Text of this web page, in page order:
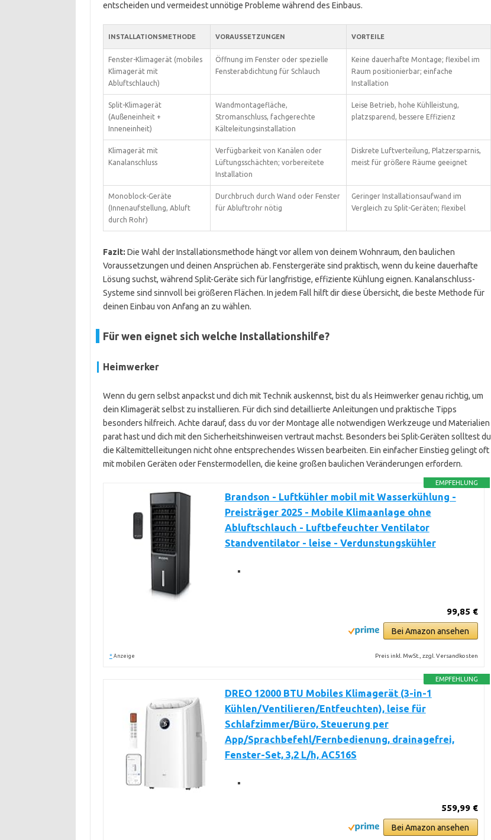
entscheiden und vermeidest unnötige Probleme während des Einbaus.
INSTALLATIONSMETHODE VORAUSSETZUNGEN VORTEILE
Fenster-Klimagerät (mobiles
Klimagerät mit
Abluftschlauch)
Öffnung im Fenster oder spezielle
Fensterabdichtung für Schlauch
Keine dauerhafte Montage; flexibel im
Raum positionierbar; einfache
Installation
Split-Klimagerät
(Außeneinheit +
Inneneinheit)
Wandmontagefläche,
Stromanschluss, fachgerechte
Kälteleitungsinstallation
Leise Betrieb, hohe Kühlleistung,
platzsparend, bessere Effizienz
Klimagerät mit
Kanalanschluss
Verfügbarkeit von Kanälen oder
Lüftungsschächten; vorbereitete
Installation
Diskrete Luftverteilung, Platzersparnis,
meist für größere Räume geeignet
Monoblock-Geräte
(Innenaufstellung, Abluft
durch Rohr)
Durchbruch durch Wand oder Fenster
für Abluftrohr nötig
Geringer Installationsaufwand im
Vergleich zu Split-Geräten; flexibel
Fazit: Die Wahl der Installationsmethode hängt vor allem von deinem Wohnraum, den baulichen
Voraussetzungen und deinen Ansprüchen ab. Fenstergeräte sind praktisch, wenn du keine dauerhafte
Lösung suchst, während Split-Geräte sich für langfristige, effiziente Kühlung eignen. Kanalanschluss-
Systeme sind sinnvoll bei größeren Flächen. In jedem Fall hilft dir diese Übersicht, die beste Methode für
deinen Einbau von Anfang an zu wählen.
Für wen eignet sich welche Installationshilfe?
Heimwerker
Wenn du gern selbst anpackst und dich mit Technik auskennst, bist du als Heimwerker genau richtig, um
dein Klimagerät selbst zu installieren. Für dich sind detaillierte Anleitungen und praktische Tipps
besonders hilfreich. Achte darauf, dass du vor der Montage alle notwendigen Werkzeuge und Materialien
parat hast und dich mit den Sicherheitshinweisen vertraut machst. Besonders bei Split-Geräten solltest du
die Kältemittelleitungen nicht ohne entsprechendes Wissen bearbeiten. Ein einfacher Einstieg gelingt oft
mit mobilen Geräten oder Fenstermodellen, die keine großen baulichen Veränderungen erfordern.
EMPFEHLUNG
Brandson - Luftkühler mobil mit Wasserkühlung -
Preisträger 2025 - Mobile Klimaanlage ohne
Abluftschlauch - Luftbefeuchter Ventilator
Standventilator - leise - Verdunstungskühler
99,85 €
Bei Amazon ansehen
* Anzeige Preis inkl. MwSt., zzgl. Versandkosten
EMPFEHLUNG
DREO 12000 BTU Mobiles Klimagerät (3-in-1
Kühlen/Ventilieren/Entfeuchten), leise für
Schlafzimmer/Büro, Steuerung per
App/Sprachbefehl/Fernbedienung, drainagefrei,
Fenster-Set, 3,2 L/h, AC516S
559,99 €
Bei Amazon ansehen